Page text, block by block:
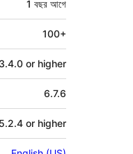
1 বছর আগে
100+
3.4.0 or higher
6.7.6
5.2.4 or higher